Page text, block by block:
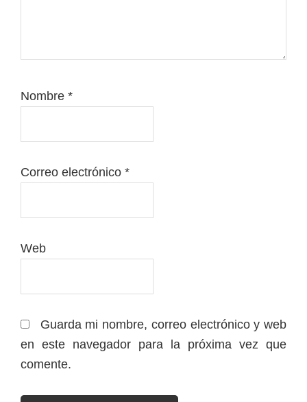
Nombre *
Correo electrónico *
Web
Guarda mi nombre, correo electrónico y web
en este navegador para la próxima vez que
comente.